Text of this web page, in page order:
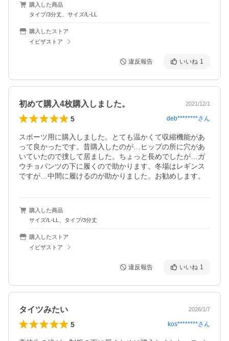
購入した商品
タイプ/3分丈、サイズ/L-LL
購入したストア
イビザストア
違反報告 いいね 1
初めて購入4枚購入しました。 2021/12/1
5 deb********さん
スポーツ用に購入しました。とても温かくて収縮機能があ
って良かったです。昔購入したのが…ヒップの所に穴があ
いていたので捜して居ました。ちょっと長めでしたが…ガ
ウチョパンツの下に履くので助かります。冬場はレギンス
ですが…中間に履けるのが助かりました。お勧めします。
購入した商品
サイズ/L-LL、タイプ/3分丈
購入したストア
イビザストア
違反報告 いいね 1
タイツみたい 2026/1/7
5 kos********さん